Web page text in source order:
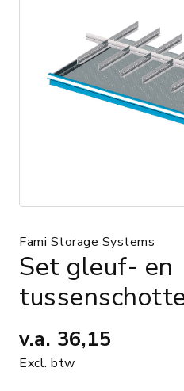
Fami Storage Systems
Set gleuf- en
v.a. 36,15
Excl. btw